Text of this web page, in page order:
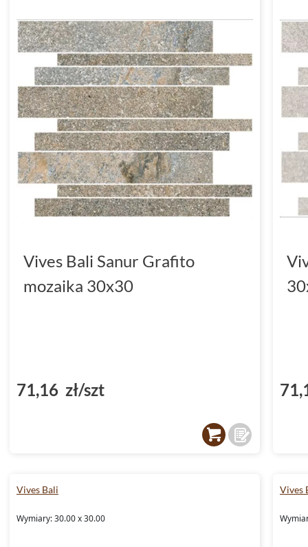
Vives Bali Sanur Grafito
mozaika 30x30
71,16 zł/szt
Vives Bali
Wymiary: 30.00 x 30.00
Vives